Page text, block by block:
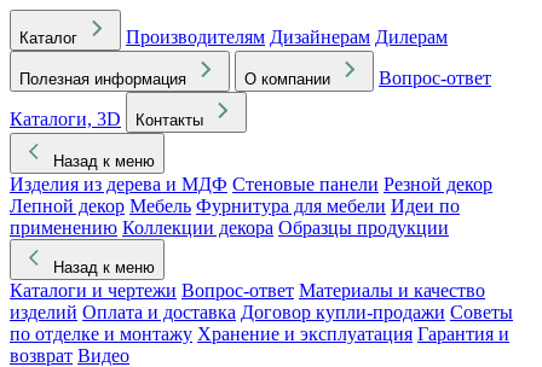
Каталог Производителям Дизайнерам Дилерам
Полезная информация О компании
Вопрос-ответ
Каталоги, 3D
Контакты
Назад к меню
Изделия из дерева и МДФ Стеновые панели Резной декор
Лепной декор Мебель Фурнитура для мебели Идеи по
применению Коллекции декора Образцы продукции
Назад к меню
Каталоги и чертежи Вопрос-ответ Материалы и качество
изделий Оплата и доставка Договор купли-продажи Советы
по отделке и монтажу Хранение и эксплуатация Гарантия и
возврат Видео